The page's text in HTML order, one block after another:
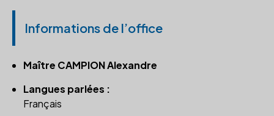
Informations de l’office
Maître CAMPION Alexandre
Langues parlées :
Français